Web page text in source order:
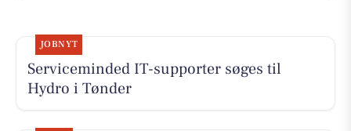
JOBNYT
Serviceminded IT-supporter søges til
Hydro i Tønder